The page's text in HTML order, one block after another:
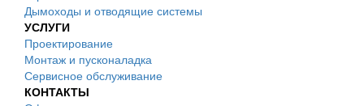
Дымоходы и отводящие системы
УСЛУГИ
Проектирование
Монтаж и пусконаладка
Сервисное обслуживание
КОНТАКТЫ